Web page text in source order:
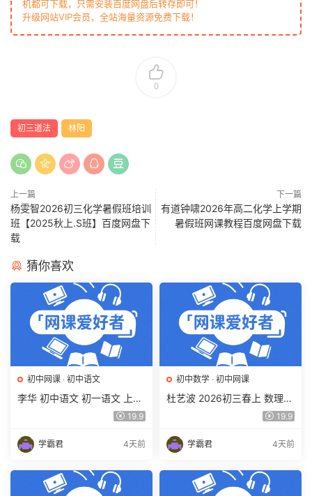
机都可下载，只需安装百度网盘后转存即可！
升级网站VIP会员，全站海量资源免费下载！
0
初三道法 林阳
上一篇
杨雯智2026初三化学暑假班培训
班【2025秋上.S班】百度网盘下
载
下一篇
有道钟啸2026年高二化学上学期
暑假班网课教程百度网盘下载
猜你喜欢
初中网课 · 初中语文
李华 初中语文 初一语文 上下
学期同步复习课程（34讲带19.9
学霸君 4天前
初中数学 · 初中网课
杜艺波 2026初三春上 数理思
维自主学习·SK（三期）百度
19.9
学霸君 4天前